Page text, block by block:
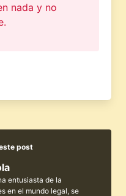
nada y no
post
entusiasta de la
en el mundo legal, se